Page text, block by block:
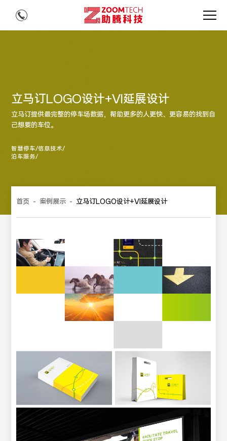
立马订LOGO设计+VI延展设计
立马订提供最完整的停车场数据，帮助更多的人更快、更容易的找到自
己想要的车位。
智慧停车/信息技术/
泊车服务/
首页 - 案例展示 - 立马订LOGO设计+VI延展设计